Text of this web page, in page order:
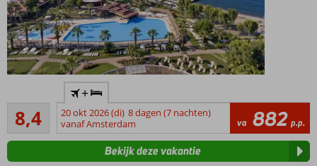
Direct aan
privéstrand
Zwembad
met
8,4
Zeer goed
57
beoordelingen
+
20 okt 2026 (di) 8 dagen (7 nachten)
vanaf Amsterdam
va 882 p.p.
Bekijk deze vakantie